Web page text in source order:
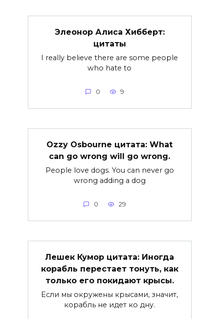
Элеонор Алиса Хибберт:
цитаты
I really believe there are some people
who hate to
0 9
Ozzy Osbourne цитата: What
can go wrong will go wrong.
People love dogs. You can never go
wrong adding a dog
0 29
Лешек Кумор цитата: Иногда
корабль перестает тонуть, как
только его покидают крысы.
Если мы окружены крысами, значит,
корабль не идет ко дну.